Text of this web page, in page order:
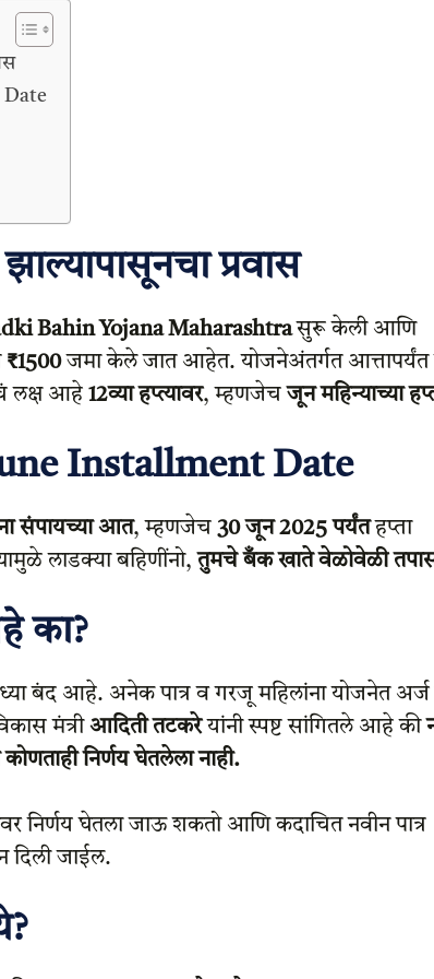
Date
प्रवास
Bahin Yojana Maharashtraसुरू केली आणि
₹1500जमा केले जात आहेत. योजनेअंतर्गत आत्तापर्यंत
लक्ष आहे 12व्या हप्त्यावर, म्हणजेचजून महिन्याच्या
Installment Date
संपायच्या आत, म्हणजेच 30 जून 2025 पर्यंतहप्ता
लाडक्या बहिणींनो,तुमचे बँक खाते वेळोवेळी
का?
बंद आहे. अनेक पात्र व गरजू महिलांना योजनेत अर्ज
मंत्री आदिती तटकरेयांनी स्पष्ट सांगितले आहे की
निर्णय घेतलेला नाही.
निर्णय घेतला जाऊ शकतो आणि कदाचित नवीन पात्र
दिली जाईल.